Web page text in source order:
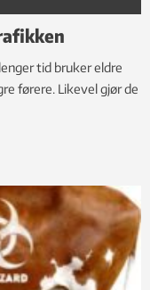
tid bruker eldre
førere. Likevel gjør de